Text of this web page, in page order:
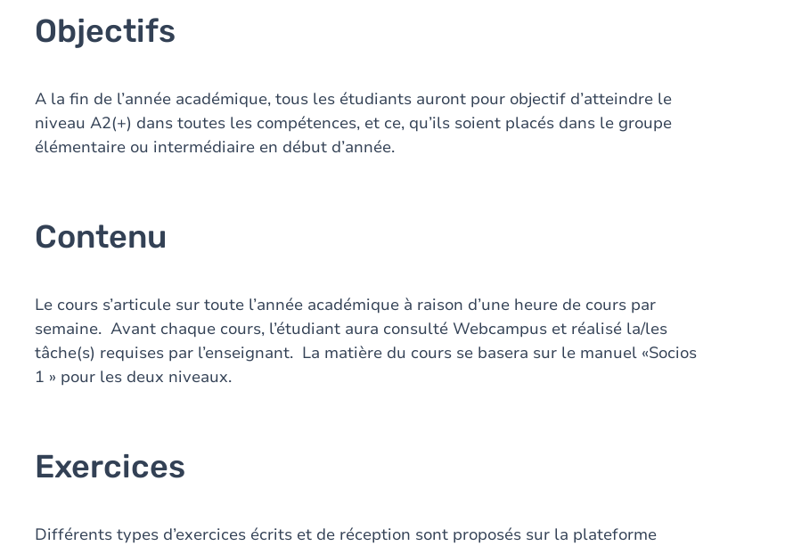
Objectifs
A la fin de l’année académique, tous les étudiants auront pour objectif d’atteindre le
niveau A2(+) dans toutes les compétences, et ce, qu’ils soient placés dans le groupe
élémentaire ou intermédiaire en début d’année.
Contenu
Le cours s’articule sur toute l’année académique à raison d’une heure de cours par
semaine. Avant chaque cours, l’étudiant aura consulté Webcampus et réalisé la/les
tâche(s) requises par l’enseignant. La matière du cours se basera sur le manuel «Socios
1 » pour les deux niveaux.
Exercices
Différents types d’exercices écrits et de réception sont proposés sur la plateforme